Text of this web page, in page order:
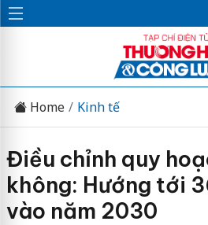
Home Kinh tế
Điều chỉnh quy
không: Hướng tới
vào năm 2030